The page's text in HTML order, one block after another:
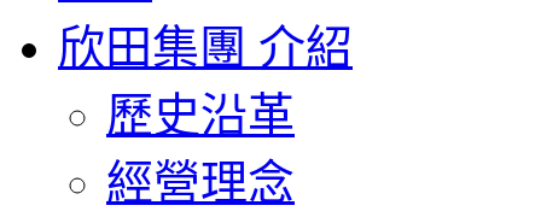
欣田集團 介紹
歷史沿革
經營理念